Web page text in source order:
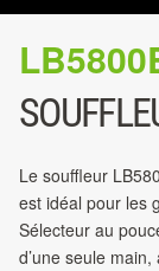
Le souffleur
est idéal pour les
Sélecteur au
d’une seule